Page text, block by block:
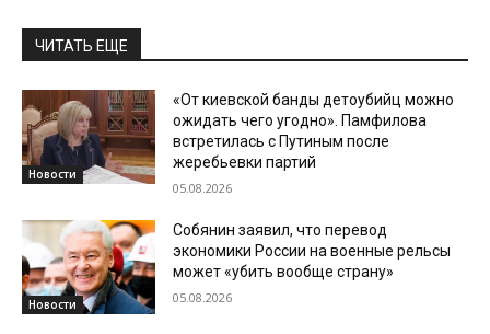
ЧИТАТЬ ЕЩЕ
Новости
«От киевской банды детоубийц можно
ожидать чего угодно». Памфилова
встретилась с Путиным после
жеребьевки партий
05.08.2026
Новости
Собянин заявил, что перевод
экономики России на военные рельсы
может «убить вообще страну»
05.08.2026